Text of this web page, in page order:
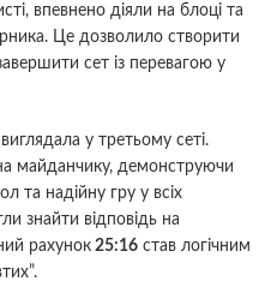
впевнено діяли на блоці та
Це дозволило створити
сет із перевагою у
у третьому сеті.
майданчику, демонструючи
та надійну гру у всіх
знайти відповідь на
рахунок 25:16 став логічним